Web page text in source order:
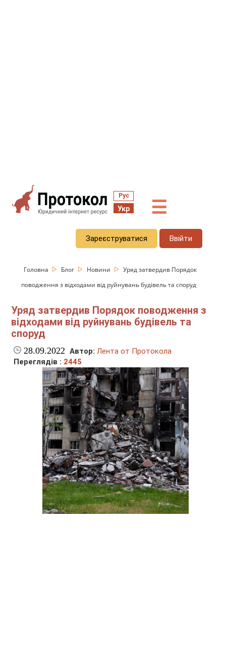
Рус
Укр ☰
Зареєструватися Ввійти
Головна Блог Новини
Уряд затвердив Порядок
поводження з відходами від руйнувань будівель та споруд
Уряд затвердив Порядок поводження з
відходами від руйнувань будівель та
споруд
28.09.2022 Автор: Лента от Протокола
Переглядів : 2445